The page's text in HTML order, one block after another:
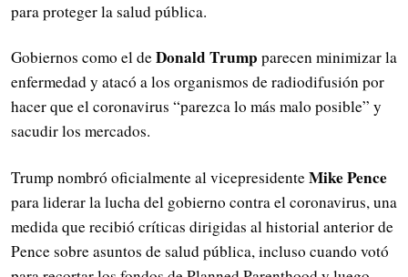
para proteger la salud pública.
Gobiernos como el deDonald Trump parecen minimizar la
enfermedad y atacó a los organismos de radiodifusión por
hacer que el coronavirus “parezca lo más malo posible” y
sacudir los mercados.
Trump nombró oficialmente al vicepresidenteMike Pence
para liderar la lucha del gobierno contra el coronavirus, una
medida que recibió críticas dirigidas al historial anterior de
Pence sobre asuntos de salud pública, incluso cuando votó